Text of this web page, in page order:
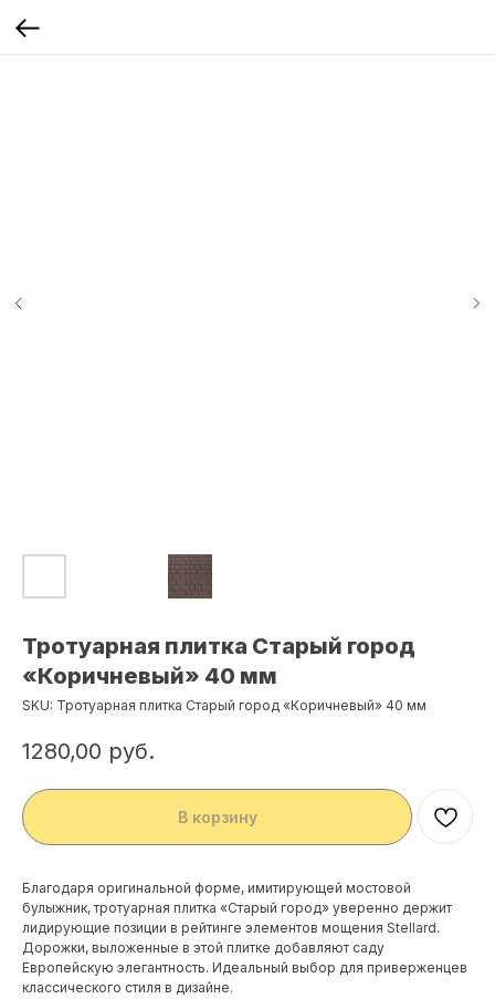
Тротуарная плитка Старый город
«Коричневый» 40 мм
SKU: Тротуарная плитка Старый город «Коричневый» 40 мм
1280,00 руб.
В корзину
Благодаря оригинальной форме, имитирующей мостовой
булыжник, тротуарная плитка «Старый город» уверенно держит
лидирующие позиции в рейтинге элементов мощения Stellard.
Дорожки, выложенные в этой плитке добавляют саду
Европейскую элегантность. Идеальный выбор для приверженцев
классического стиля в дизайне.